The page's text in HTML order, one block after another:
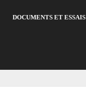
DOCUMENTS ET ESSAIS